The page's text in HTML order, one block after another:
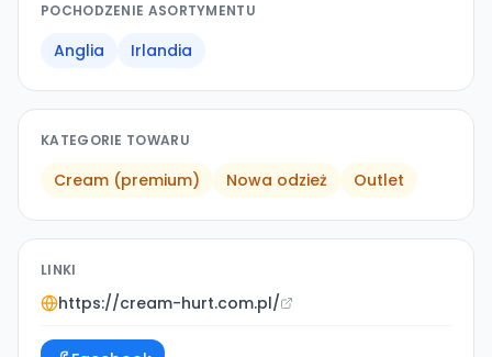
POCHODZENIE ASORTYMENTU
Anglia Irlandia
KATEGORIE TOWARU
Cream (premium) Nowa odzież Outlet
LINKI
https://cream-hurt.com.pl/